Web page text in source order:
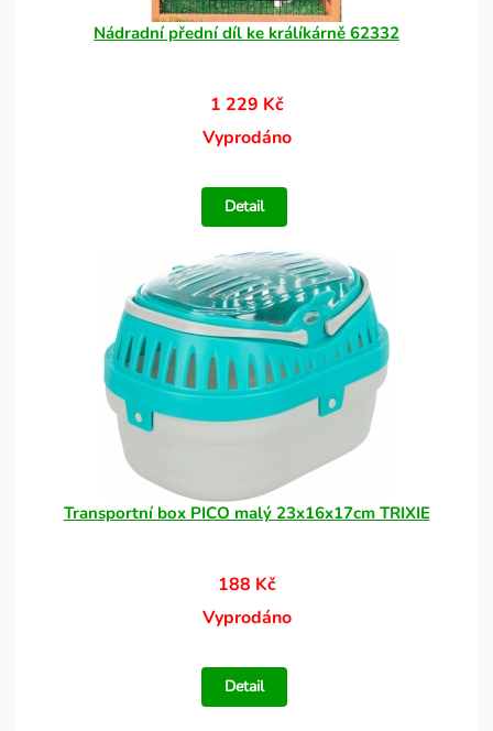
Nádradní přední díl ke králíkárně 62332
1 229 Kč
Vyprodáno
Detail
Transportní box PICO malý 23x16x17cm TRIXIE
188 Kč
Vyprodáno
Detail